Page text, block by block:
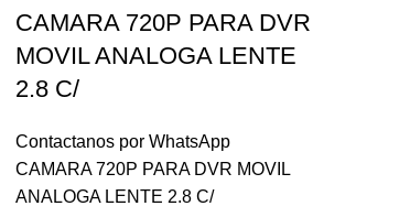
CAMARA 720P PARA DVR
MOVIL ANALOGA LENTE
2.8 C/
Contactanos por WhatsApp
CAMARA 720P PARA DVR MOVIL
ANALOGA LENTE 2.8 C/